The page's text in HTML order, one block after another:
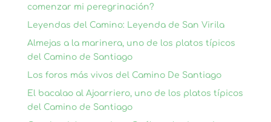
comenzar mi peregrinación?
Leyendas del Camino: Leyenda de San Virila
Almejas a la marinera, uno de los platos típicos
del Camino de Santiago
Los foros más vivos del Camino De Santiago
El bacalao al Ajoarriero, uno de los platos típicos
del Camino de Santiago